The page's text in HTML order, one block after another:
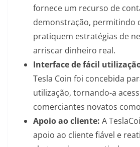
fornece um recurso de
demonstração, permitindo
pratiquem estratégias de
arriscar dinheiro real.
Interface de fácil
Tesla Coin foi concebida
utilização, tornando-a
comerciantes novatos
Apoio ao cliente: A
apoio ao cliente fiável e